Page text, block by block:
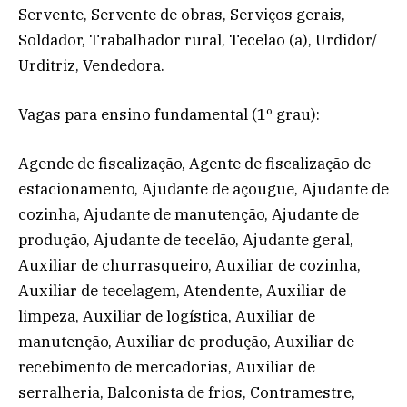
Servente, Servente de obras, Serviços gerais,
Soldador, Trabalhador rural, Tecelão (ã), Urdidor/
Urditriz, Vendedora.
Vagas para ensino fundamental (1º grau):
Agende de fiscalização, Agente de fiscalização de
estacionamento, Ajudante de açougue, Ajudante de
cozinha, Ajudante de manutenção, Ajudante de
produção, Ajudante de tecelão, Ajudante geral,
Auxiliar de churrasqueiro, Auxiliar de cozinha,
Auxiliar de tecelagem, Atendente, Auxiliar de
limpeza, Auxiliar de logística, Auxiliar de
manutenção, Auxiliar de produção, Auxiliar de
recebimento de mercadorias, Auxiliar de
serralheria, Balconista de frios, Contramestre,